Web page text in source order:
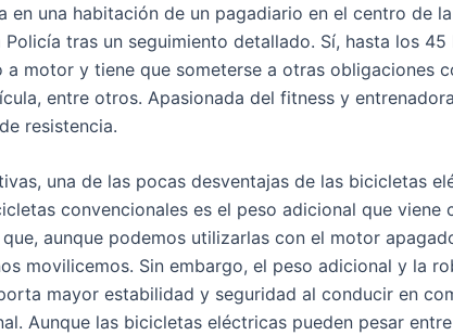
en una habitación de un pagadiario en el centro de
tras un seguimiento detallado. Sí, hasta los 45
a motor y tiene que someterse a otras obligaciones
entre otros. Apasionada del fitness y
resistencia.
una de las pocas desventajas de las bicicletas
convencionales es el peso adicional que viene
aunque podemos utilizarlas con el motor
movilicemos. Sin embargo, el peso adicional y la
mayor estabilidad y seguridad al conducir en
Aunque las bicicletas eléctricas pueden pesar